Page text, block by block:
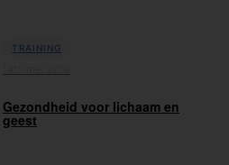
TRAINING
Gezondheid voor lichaam en
geest